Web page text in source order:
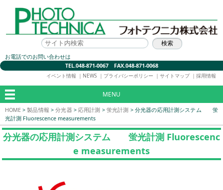
お電話でのお問い合わせは
TEL.048-871-0067 FAX.048-871-0068
イベント情報 ｜ NEWS ｜ プライバシーポリシー ｜ サイトマップ ｜ 採用情報
MENU
HOME >製品情報 >分光器 > 応用計測 > 蛍光計測 > 分光器の応用計測システム 蛍
光計測 Fluorescence measurements
分光器の応用計測システム 蛍光計測 Fluorescenc
e measurements